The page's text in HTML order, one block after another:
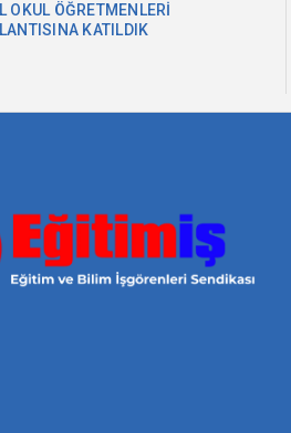
OKUL ÖĞRETMENLERİ
KATILDIK